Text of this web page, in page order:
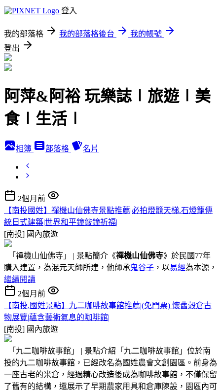
登入
我的部落格 我的部落格後台
我的帳號
登出
阿萍&阿裕 玩樂誌∣旅遊∣美
食∣生活∣
相簿 部落格 名片
2個月前
【南投國姓】禪機山仙佛寺景點推薦|必拍燈籠天梯.石燈籠傳
統日式建築|世界和平鐘敲鐘祈福|
[南投] 國內旅遊
「禪機山仙佛寺」 | 景點簡介《禪機山仙佛寺》於民國77年
購入建置，為混元天師所建，他師承鬼谷子 ，以易經為本源，
繼續閱讀
2個月前
【南投.國姓景點】九二咖啡故事館推薦|(免門票) 懷舊穀倉古
物展覽|蘊含藝術氣息的咖啡館|
[南投] 國內旅遊
「九二咖啡故事館」 | 景點介紹「九二咖啡故事館」位於南
投的九二咖啡故事館，已經改名為國姓農會文創園區。前身為
一座古老的米倉，經過精心改造後成為咖啡故事館，不僅保留
了舊有的結構，還展示了早期農家用具和倉庫陳設，園區內可